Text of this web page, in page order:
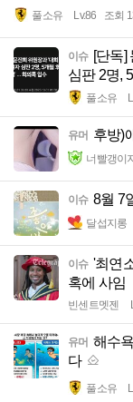
풀소유 Lv.86 조회
이슈 [단독]
심판 2명,
풀소유
유머 후방)
너빨갱이
이슈 8월 7
달섭지롱
이슈 '최연
혹에 사임
빈센트멧젠
유머 해수
다
풀소유